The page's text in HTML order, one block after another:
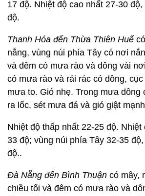
17 độ. Nhiệt độ cao nhất 27-30
độ.
Thanh Hóa đến Thừa Thiên Huế
nắng, vùng núi phía Tây có nơi
và đêm có mưa rào và dông vài
có mưa rào và rải rác có dông,
mưa to. Gió nhẹ. Trong mưa dông
ra lốc, sét mưa đá và gió giật
Nhiệt độ thấp nhất 22-25 độ. Nhiệt
33 độ; vùng núi phía Tây 32-35
độ..
Đà Nẵng đến Bình Thuận có mây,
chiều tối và đêm có mưa rào và